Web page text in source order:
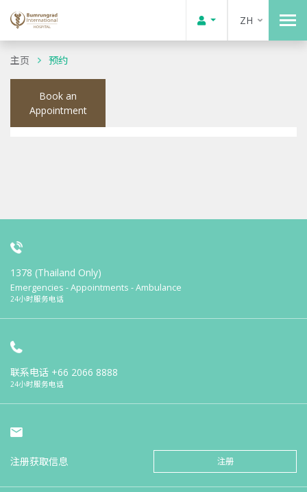
ZH
主页 预约
Book an
Appointment
1378 (Thailand Only)
Emergencies - Appointments - Ambulance
24小时服务电话
联系电话 +66 2066 8888
24小时服务电话
注册获取信息 注册